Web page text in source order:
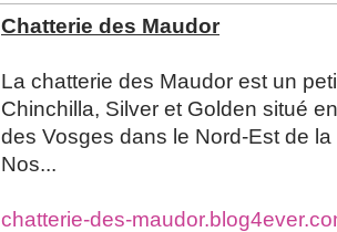
Chatterie des Maudor
La chatterie des Maudor est un
Chinchilla, Silver et Golden situé
des Vosges dans le Nord-Est de
Nos...
chatterie-des-